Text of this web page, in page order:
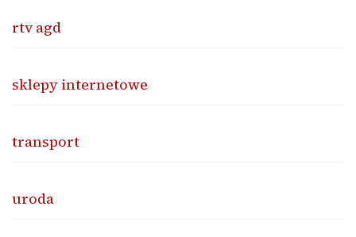
rtv agd
sklepy internetowe
transport
uroda